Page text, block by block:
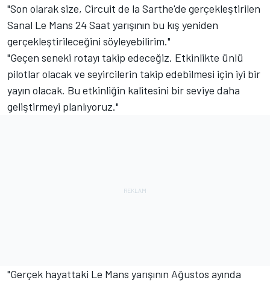
"Son olarak size, Circuit de la Sarthe'de gerçekleştirilen
Sanal Le Mans 24 Saat yarışının bu kış yeniden
gerçekleştirileceğini söyleyebilirim."
"Geçen seneki rotayı takip edeceğiz. Etkinlikte ünlü
pilotlar olacak ve seyircilerin takip edebilmesi için iyi bir
yayın olacak. Bu etkinliğin kalitesini bir seviye daha
geliştirmeyi planlıyoruz."
"Gerçek hayattaki Le Mans yarışının Ağustos ayında